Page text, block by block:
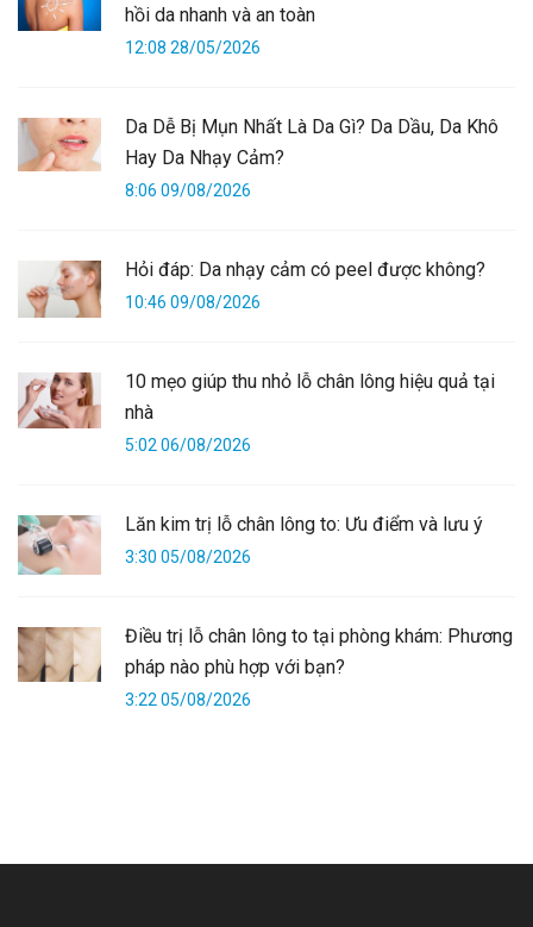
hồi da nhanh và an toàn
12:08 28/05/2026
Da Dễ Bị Mụn Nhất Là Da Gì? Da Dầu, Da Khô
Hay Da Nhạy Cảm?
8:06 09/08/2026
Hỏi đáp: Da nhạy cảm có peel được không?
10:46 09/08/2026
10 mẹo giúp thu nhỏ lỗ chân lông hiệu quả tại
nhà
5:02 06/08/2026
Lăn kim trị lỗ chân lông to: Ưu điểm và lưu ý
3:30 05/08/2026
Điều trị lỗ chân lông to tại phòng khám: Phương
pháp nào phù hợp với bạn?
3:22 05/08/2026